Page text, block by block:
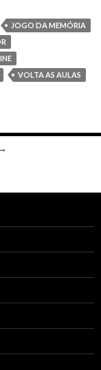
JOGO DA MEMÓRIA
VOLTA AS AULAS